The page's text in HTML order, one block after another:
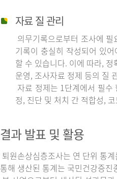
자료 질 관리
의무기록으로부터 조사에
기록이 충실히 작성되어 있
할 수 있습니다. 이에 따라,
운영, 조사자료 정제 등의 질
자료 정제는 1단계에서 필수
정, 진단 및 처치 간 적합성,
결과 발표 및 활용
퇴원손상심층조사는 연 단위 통
통해 생산된 통계는 국민건강증